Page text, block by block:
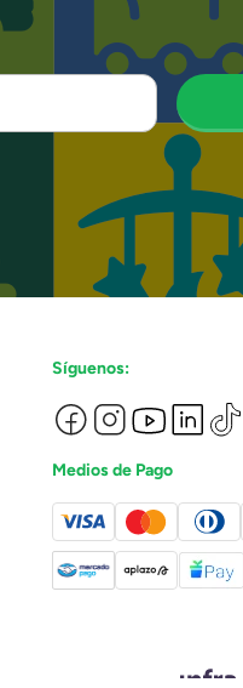
Síguenos:
Medios de Pago